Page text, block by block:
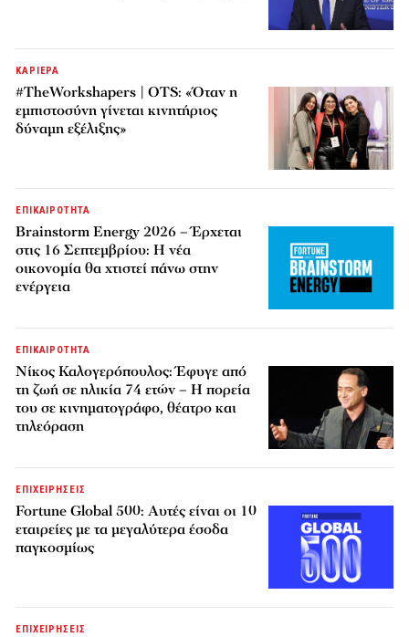
ΚΑΡΙΕΡΑ
#TheWorkshapers | OTS: «Όταν η
εμπιστοσύνη γίνεται κινητήριος
δύναμη εξέλιξης»
ΕΠΙΚΑΙΡΟΤΗΤΑ
Brainstorm Energy 2026 – Έρχεται
στις 16 Σεπτεμβρίου: Η νέα
οικονομία θα χτιστεί πάνω στην
ενέργεια
ΕΠΙΚΑΙΡΟΤΗΤΑ
Νίκος Καλογερόπουλος: Έφυγε από
τη ζωή σε ηλικία 74 ετών – Η πορεία
του σε κινηματογράφο, θέατρο και
τηλεόραση
ΕΠΙΧΕΙΡΗΣΕΙΣ
Fortune Global 500: Αυτές είναι οι 10
εταιρείες με τα μεγαλύτερα έσοδα
παγκοσμίως
ΕΠΙΧΕΙΡΗΣΕΙΣ